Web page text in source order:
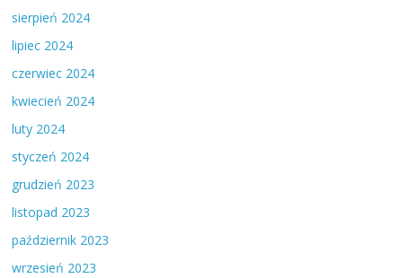
sierpień 2024
lipiec 2024
czerwiec 2024
kwiecień 2024
luty 2024
styczeń 2024
grudzień 2023
listopad 2023
październik 2023
wrzesień 2023